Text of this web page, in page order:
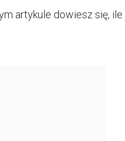
artykule dowiesz się,